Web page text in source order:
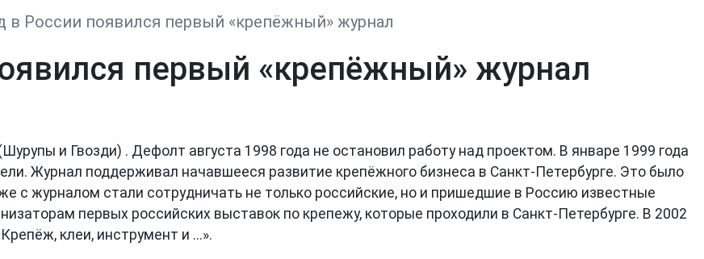
в России появился первый «крепёжный» журнал
первый «крепёжный» журнал
и Гвозди) . Дефолт августа 1998 года не остановил работу над проектом. В январе 1999 года
Журнал поддерживал начавшееся развитие крепёжного бизнеса в Санкт-Петербурге. Это было
с журналом стали сотрудничать не только российские, но и пришедшие в Россию известные
первых российских выставок по крепежу, которые проходили в Санкт-Петербурге. В 2002
клеи, инструмент и ...».